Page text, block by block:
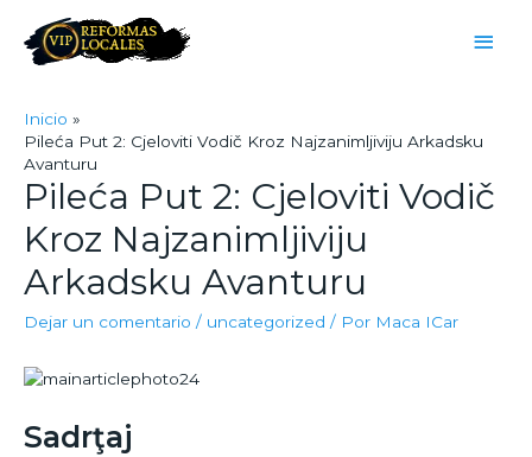
Inicio
Pilećа Put 2: Cjeloviti Vodič Kroz Najzanimljiviju Arkadsku
Avanturu
Pilećа Put 2: Cjeloviti Vodič
Kroz Najzanimljiviju
Arkadsku Avanturu
Dejar un comentario / uncategorized / Por Maca ICar
Sadrţaj